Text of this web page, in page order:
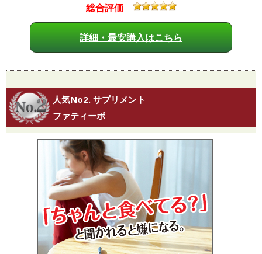
総合評価
詳細・最安購入はこちら
人気No2. サプリメント
ファティーボ